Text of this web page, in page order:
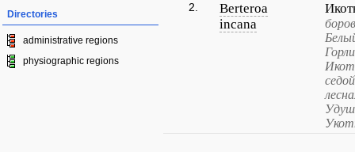
Directories
administrative regions
physiographic regions
2.
Berteroa
incana